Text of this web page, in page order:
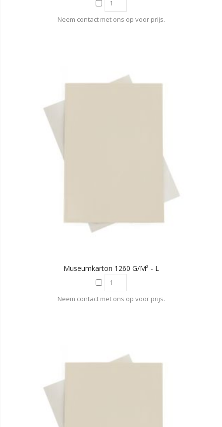
Neem contact met ons op voor prijs.
Museumkarton 1260 G/m² - L
Neem contact met ons op voor prijs.